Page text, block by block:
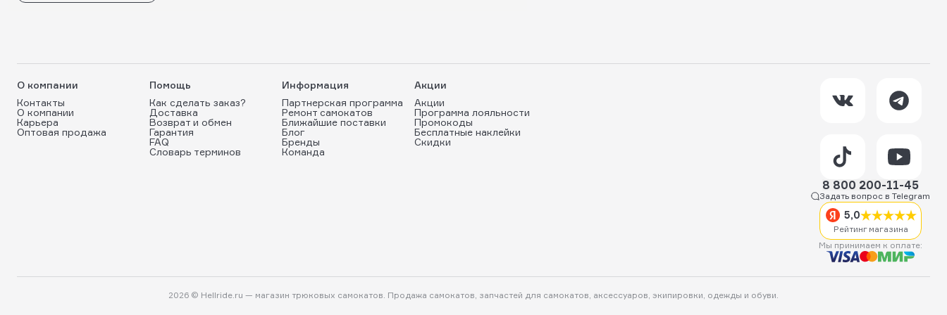
О компании
Контакты
О компании
Карьера
Оптовая продажа
Помощь
Как сделать заказ?
Доставка
Возврат и обмен
Гарантия
FAQ
Словарь терминов
Информация
Партнерская программа
Ремонт самокатов
Ближайшие поставки
Блог
Бренды
Команда
Акции
Акции
Программа лояльности
Промокоды
Бесплатные наклейки
Скидки
8 800 200-11-45
Задать вопрос в Telegram
5,0
Рейтинг магазина
Мы принимаем к оплате:
2026 © Hellride.ru — магазин трюковых самокатов. Продажа самокатов, запчастей для самокатов, аксессуаров, экипировки, одежды и обуви.